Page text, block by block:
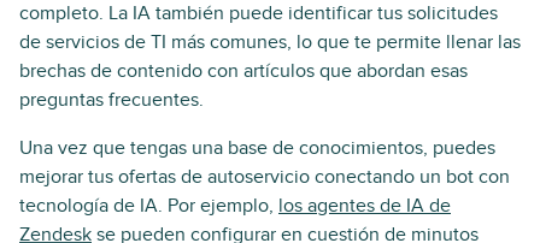
completo. La IA también puede identificar tus solicitudes
de servicios de TI más comunes, lo que te permite llenar las
brechas de contenido con artículos que abordan esas
preguntas frecuentes.
Una vez que tengas una base de conocimientos, puedes
mejorar tus ofertas de autoservicio conectando un bot con
tecnología de IA. Por ejemplo, los agentes de IA de
Zendesk se pueden configurar en cuestión de minutos